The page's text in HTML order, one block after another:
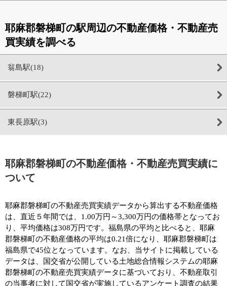
耶麻郡磐梯町の駅周辺の不動産価格・不動産売
買実績を調べる
翁島駅(18)
磐梯町駅(22)
東長原駅(3)
耶麻郡磐梯町の不動産価格・不動産売買実績に
ついて
耶麻郡磐梯町の不動産売買実績データから算出する不動産価格
は、直近５年間では、1.00万円～3,300万円の価格帯となってお
り、平均価格は308万円です。福島県の平均と比べると、耶麻
郡磐梯町の不動産価格の平均は0.21倍になり、耶麻郡磐梯町は
福島県で45位となっています。なお、当サイトに掲載している
データは、国交省が公開している土地総合情報システムの耶麻
郡磐梯町の不動産売買実績データに基づいており、不動産取引
の当事者に対して国交省が実施しているアンケート調査の結果